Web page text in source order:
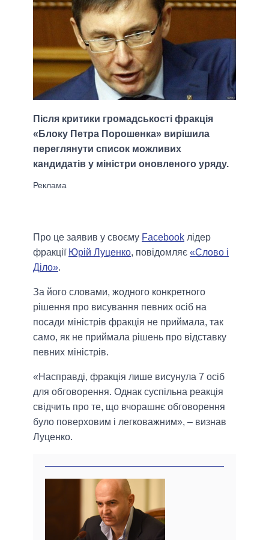
Після критики громадськості фракція
«Блоку Петра Порошенка» вирішила
переглянути список можливих
кандидатів у міністри оновленого уряду.
Про це заявив у своєму Facebook лідер
фракції Юрій Луценко, повідомляє «Слово і
Діло».
За його словами, жодного конкретного
рішення про висування певних осіб на
посади міністрів фракція не приймала, так
само, як не приймала рішень про відставку
певних міністрів.
«Насправді, фракція лише висунула 7 осіб
для обговорення. Однак суспільна реакція
свідчить про те, що вчорашнє обговорення
було поверховим і легковажним», – визнав
Луценко.